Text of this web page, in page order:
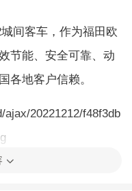
间客车，作为福田欧
节能、安全可靠、动
各地客户信赖。